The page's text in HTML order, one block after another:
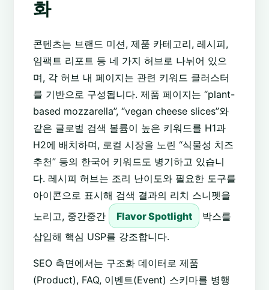
화
콘텐츠는 브랜드 미션, 제품 카테고리, 레시피,
임팩트 리포트 등 네 가지 허브로 나뉘어 있으
며, 각 허브 내 페이지는 관련 키워드 클러스터
를 기반으로 구성됩니다. 제품 페이지는 “plant-
based mozzarella”, “vegan cheese slices”와
같은 글로벌 검색 볼륨이 높은 키워드를 H1과
H2에 배치하며, 로컬 시장을 노린 “식물성 치즈
추천” 등의 한국어 키워드도 병기하고 있습니
다. 레시피 허브는 조리 난이도와 필요한 도구를
아이콘으로 표시해 검색 결과의 리치 스니펫을
노리고, 중간중간
Flavor Spotlight
박스를
삽입해 핵심 USP를 강조합니다.
SEO 측면에서는 구조화 데이터로 제품
(Product), FAQ, 이벤트(Event) 스키마를 병행